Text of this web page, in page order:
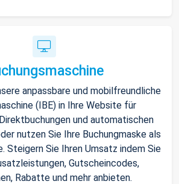
anpassbare und mobilfreundliche
(IBE) in Ihre Website für
und automatischen
nutzen Sie Ihre Buchungmaske als
Steigern Sie Ihren Umsatz indem Sie
Gutscheincodes,
Rabatte und mehr anbieten.